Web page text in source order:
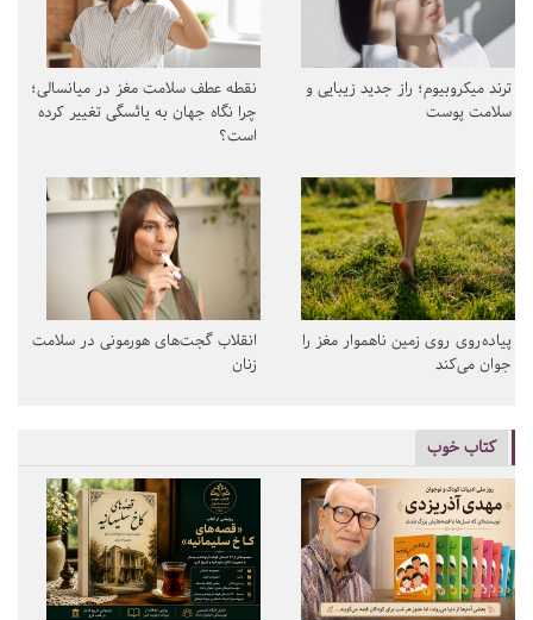
ترند میکروبیوم؛ راز جدید زیبایی و
سلامت پوست
نقطه عطف سلامت مغز در میانسالی؛
چرا نگاه جهان به یائسگی تغییر کرده
است؟
پیاده‌روی روی زمین ناهموار مغز را
جوان می‌کند
انقلاب گجت‌های هورمونی در سلامت
زنان
کتاب خوب